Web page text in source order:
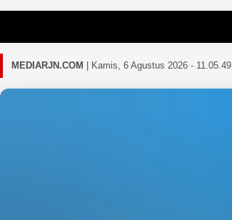
MEDIARJN.COM Kamis, 6 Agustus 2026 -